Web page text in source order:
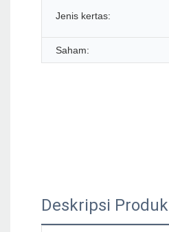
Jenis kertas:
Saham:
Deskripsi Produk